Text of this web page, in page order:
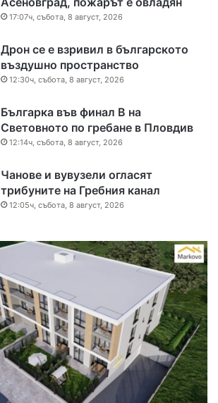
17:07ч, събота, 8 август, 2026
Дрон се е взривил в българското
въздушно пространство
12:30ч, събота, 8 август, 2026
Българка във финал B на
Световното по гребане в Пловдив
12:14ч, събота, 8 август, 2026
Чанове и вувузели огласят
трибуните на Гребния канал
12:05ч, събота, 8 август, 2026